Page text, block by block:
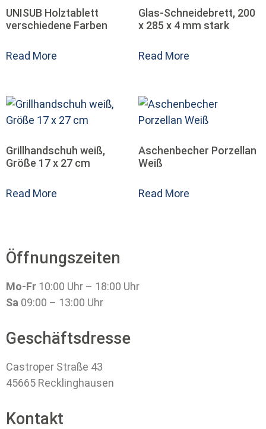
UNISUB Holztablett
verschiedene Farben
Read More
Glas-Schneidebrett, 200
x 285 x 4 mm stark
Read More
Grillhandschuh weiß,
Größe 17 x 27 cm
Read More
Aschenbecher Porzellan
Weiß
Read More
Öffnungszeiten
Mo-Fr 10:00 Uhr – 18:00 Uhr
Sa 09:00 – 13:00 Uhr
Geschäftsdresse
Castroper Straße 43
45665 Recklinghausen
Kontakt